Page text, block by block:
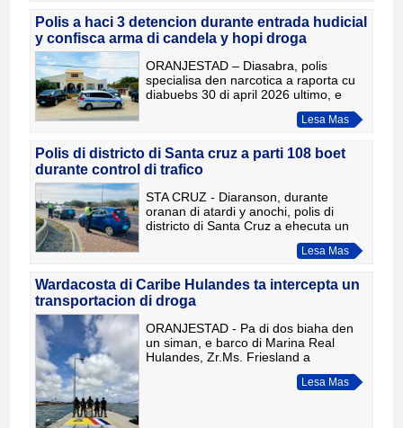
Polis a haci 3 detencion durante entrada hudicial
y confisca arma di candela y hopi droga
ORANJESTAD – Diasabra, polis
specialisa den narcotica a raporta cu
diabuebs 30 di april 2026 ultimo, e
unit Narcotica a haci un entrada
hudicial na un cas situa na Seroe
Lesa Mas
Polis di districto di Santa cruz a parti 108 boet
durante control di trafico
STA CRUZ - Diaranson, durante
oranan di atardi y anochi, polis di
districto di Santa Cruz a ehecuta un
control intensivo di trafico. Na
diferente punto strategico, polisnan a
Lesa Mas
Wardacosta di Caribe Hulandes ta intercepta un
transportacion di droga
ORANJESTAD - Pa di dos biaha den
un siman, e barco di Marina Real
Hulandes, Zr.Ms. Friesland a
intercepta un transportacion di droga
riba lama Caribense. E barco diLesa Mas